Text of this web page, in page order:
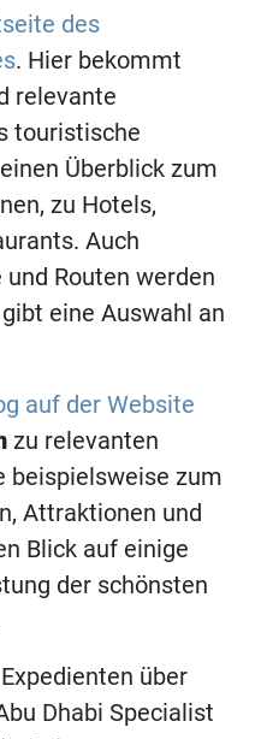
des
. Hier bekommt
relevante
touristische
Überblick zum
zu Hotels,
Auch
Routen werden
eine Auswahl an
auf der Website
zu relevanten
beispielsweise zum
Attraktionen und
Blick auf einige
der schönsten
über
Dhabi Specialist